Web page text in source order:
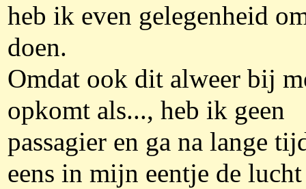
heb ik even gelegenheid
doen.
Omdat ook dit alweer bij
opkomt als..., heb ik geen
passagier en ga na lange
eens in mijn eentje de